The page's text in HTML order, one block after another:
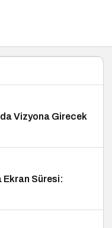
Vizyona Girecek
Süresi: